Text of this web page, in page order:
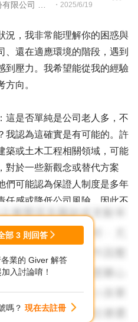
・ 2025/6/19
況，我非常能理解你的困惑與
、還在適應環境的階段，遇到
到壓力。我希望能從我的經驗
向。
這是否單純是公司老人多，不
我認為這確實是有可能的。許
築或土木工程相關領域，可能
對於一些新觀念或替代方案
們可能認為保證人制度是多年
任感或降低公司風險，因此不
人，而是公司整體文化或管理
，例如不能找配偶或直系血
《勞動基準法》中並沒有明文
證人，這更多是企業內部的政
部 3 則回答
業的 Giver 解答
入討論唷！
嗎？ 現在去註冊